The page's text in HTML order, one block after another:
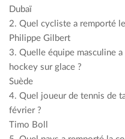
Dubaï
2. Quel cycliste a remporté
Philippe Gilbert
3. Quelle équipe masculine
hockey sur glace ?
Suède
4. Quel joueur de tennis de
février ?
Timo Boll